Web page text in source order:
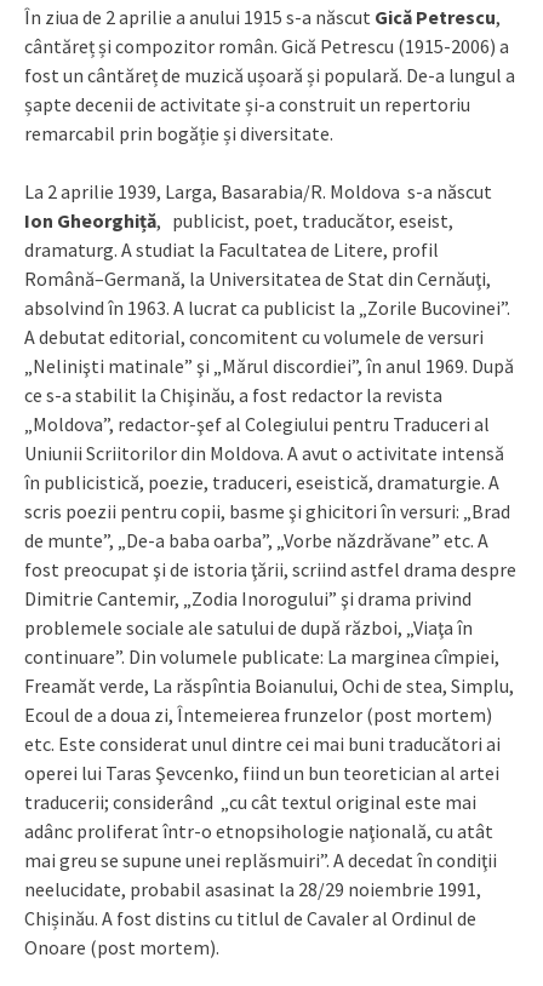
În ziua de 2 aprilie a anului 1915 s-a născut Gică Petrescu,
cântăreț și compozitor român. Gică Petrescu (1915-2006) a
fost un cântăreț de muzică ușoară și populară. De-a lungul a
șapte decenii de activitate și-a construit un repertoriu
remarcabil prin bogăție și diversitate.
La 2 aprilie 1939, Larga, Basarabia/R. Moldova s-a născut
Ion Gheorghiță, publicist, poet, traducător, eseist,
dramaturg. A studiat la Facultatea de Litere, profil
Română–Germană, la Universitatea de Stat din Cernăuţi,
absolvind în 1963. A lucrat ca publicist la „Zorile Bucovinei”.
A debutat editorial, concomitent cu volumele de versuri
„Nelinişti matinale” şi „Mărul discordiei”, în anul 1969. După
ce s-a stabilit la Chişinău, a fost redactor la revista
„Moldova”, redactor-şef al Colegiului pentru Traduceri al
Uniunii Scriitorilor din Moldova. A avut o activitate intensă
în publicistică, poezie, traduceri, eseistică, dramaturgie. A
scris poezii pentru copii, basme şi ghicitori în versuri: „Brad
de munte”, „De-a baba oarba”, „Vorbe năzdrăvane” etc. A
fost preocupat şi de istoria ţării, scriind astfel drama despre
Dimitrie Cantemir, „Zodia Inorogului” şi drama privind
problemele sociale ale satului de după război, „Viaţa în
continuare”. Din volumele publicate: La marginea cîmpiei,
Freamăt verde, La răspîntia Boianului, Ochi de stea, Simplu,
Ecoul de a doua zi, Întemeierea frunzelor (post mortem)
etc. Este considerat unul dintre cei mai buni traducători ai
operei lui Taras Şevcenko, fiind un bun teoretician al artei
traducerii; considerând „cu cât textul original este mai
adânc proliferat într-o etnopsihologie naţională, cu atât
mai greu se supune unei replăsmuiri”. A decedat în condiţii
neelucidate, probabil asasinat la 28/29 noiembrie 1991,
Chișinău. A fost distins cu titlul de Cavaler al Ordinul de
Onoare (post mortem).